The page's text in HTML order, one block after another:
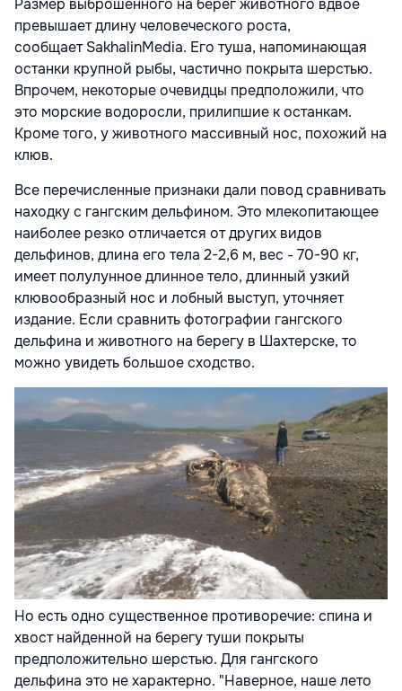
Размер выброшенного на берег животного вдвое
превышает длину человеческого роста,
сообщает SakhalinMedia. Его туша, напоминающая
останки крупной рыбы, частично покрыта шерстью.
Впрочем, некоторые очевидцы предположили, что
это морские водоросли, прилипшие к останкам.
Кроме того, у животного массивный нос, похожий на
клюв.
Все перечисленные признаки дали повод сравнивать
находку с гангским дельфином. Это млекопитающее
наиболее резко отличается от других видов
дельфинов, длина его тела 2-2,6 м, вес - 70-90 кг,
имеет полулунное длинное тело, длинный узкий
клювообразный нос и лобный выступ, уточняет
издание. Если сравнить фотографии гангского
дельфина и животного на берегу в Шахтерске, то
можно увидеть большое сходство.
Но есть одно существенное противоречие: спина и
хвост найденной на берегу туши покрыты
предположительно шерстью. Для гангского
дельфина это не характерно. "Наверное, наше лето